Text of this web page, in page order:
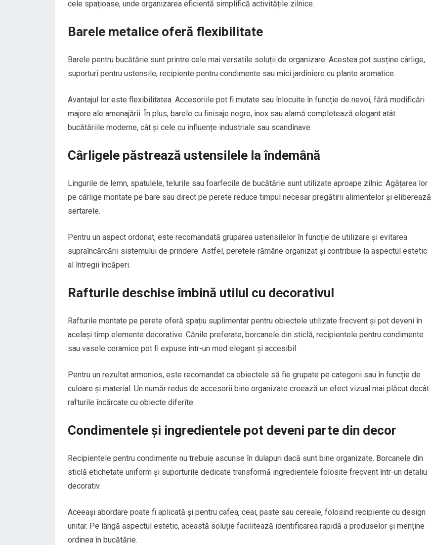
cele spațioase, unde organizarea eficientă simplifică activitățile zilnice.
Barele metalice oferă flexibilitate
Barele pentru bucătărie sunt printre cele mai versatile soluții de organizare. Acestea pot susține cârlige,
suporturi pentru ustensile, recipiente pentru condimente sau mici jardiniere cu plante aromatice.
Avantajul lor este flexibilitatea. Accesoriile pot fi mutate sau înlocuite în funcție de nevoi, fără modificări
majore ale amenajării. În plus, barele cu finisaje negre, inox sau alamă completează elegant atât
bucătăriile moderne, cât și cele cu influențe industriale sau scandinave.
Cârligele păstrează ustensilele la îndemână
Lingurile de lemn, spatulele, telurile sau foarfecile de bucătărie sunt utilizate aproape zilnic. Agățarea lor
pe cârlige montate pe bare sau direct pe perete reduce timpul necesar pregătirii alimentelor și eliberează
sertarele.
Pentru un aspect ordonat, este recomandată gruparea ustensilelor în funcție de utilizare și evitarea
supraîncărcării sistemului de prindere. Astfel, peretele rămâne organizat și contribuie la aspectul estetic
al întregii încăperi.
Rafturile deschise îmbină utilul cu decorativul
Rafturile montate pe perete oferă spațiu suplimentar pentru obiectele utilizate frecvent și pot deveni în
același timp elemente decorative. Cănile preferate, borcanele din sticlă, recipientele pentru condimente
sau vasele ceramice pot fi expuse într-un mod elegant și accesibil.
Pentru un rezultat armonios, este recomandat ca obiectele să fie grupate pe categorii sau în funcție de
culoare și material. Un număr redus de accesorii bine organizate creează un efect vizual mai plăcut decât
rafturile încărcate cu obiecte diferite.
Condimentele și ingredientele pot deveni parte din decor
Recipientele pentru condimente nu trebuie ascunse în dulapuri dacă sunt bine organizate. Borcanele din
sticlă etichetate uniform și suporturile dedicate transformă ingredientele folosite frecvent într-un detaliu
decorativ.
Aceeași abordare poate fi aplicată și pentru cafea, ceai, paste sau cereale, folosind recipiente cu design
unitar. Pe lângă aspectul estetic, această soluție facilitează identificarea rapidă a produselor și menține
ordinea în bucătărie.